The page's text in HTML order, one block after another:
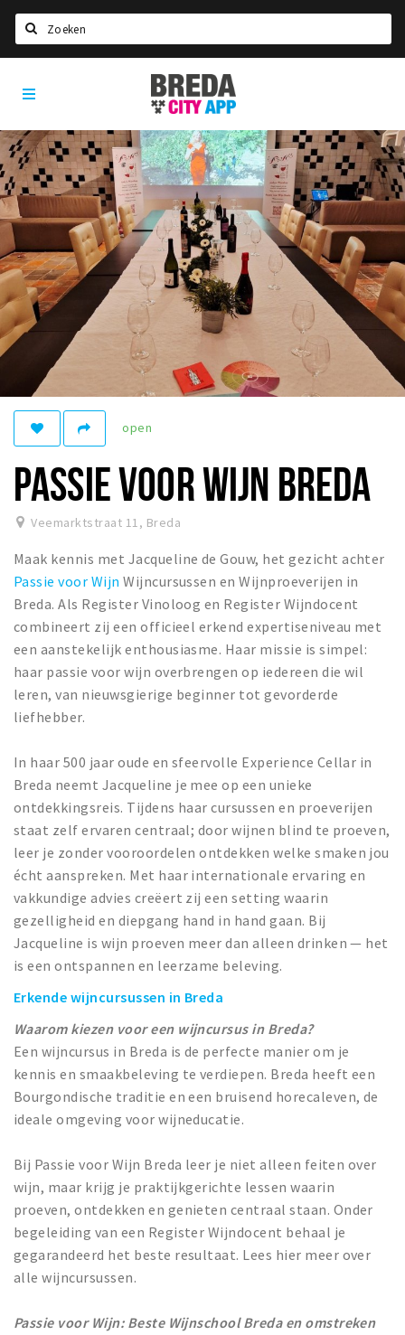
Home
Agenda
Deals
Party pics
Nieuws, interviews & blogs
Eten
Drinken
Slapen
Recreatief
Winkels
Winkelgebieden
Bezienswaardigheden
Musea, theaters & podia
Uitjes & activiteiten
Toeristische routes
Natuurgebieden
Baroniepoorten
Sport
Privacy
Inloggen
Breda
City
App
open
PASSIE VOOR WIJN BREDA
Veemarktstraat 11, Breda
Maak kennis met Jacqueline de Gouw, het gezicht achter
Passie voor Wijn Wijncursussen en Wijnproeverijen in
Breda. Als Register Vinoloog en Register Wijndocent
combineert zij een officieel erkend expertiseniveau met
een aanstekelijk enthousiasme. Haar missie is simpel:
haar passie voor wijn overbrengen op iedereen die wil
leren, van nieuwsgierige beginner tot gevorderde
liefhebber.
In haar 500 jaar oude en sfeervolle Experience Cellar in
Breda neemt Jacqueline je mee op een unieke
ontdekkingsreis. Tijdens haar cursussen en proeverijen
staat zelf ervaren centraal; door wijnen blind te proeven,
leer je zonder vooroordelen ontdekken welke smaken jou
écht aanspreken. Met haar internationale ervaring en
vakkundige advies creëert zij een setting waarin
gezelligheid en diepgang hand in hand gaan. Bij
Jacqueline is wijn proeven meer dan alleen drinken — het
is een ontspannen en leerzame beleving.
Erkende wijncursussen in Breda
Waarom kiezen voor een wijncursus in Breda?
Een wijncursus in Breda is de perfecte manier om je
kennis en smaakbeleving te verdiepen. Breda heeft een
Bourgondische traditie en een bruisend horecaleven, de
ideale omgeving voor wijneducatie.
Bij Passie voor Wijn Breda leer je niet alleen feiten over
wijn, maar krijg je praktijkgerichte lessen waarin
proeven, ontdekken en genieten centraal staan. Onder
begeleiding van een Register Wijndocent behaal je
gegarandeerd het beste resultaat. Lees hier meer over
alle wijncursussen.
Passie voor Wijn: Beste Wijnschool Breda en omstreken